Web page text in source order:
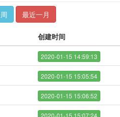
最近一月
创建时间
2020-01-15 14:59:13
2020-01-15 15:05:54
2020-01-15 15:06:52
2020-01-15 15:07:24